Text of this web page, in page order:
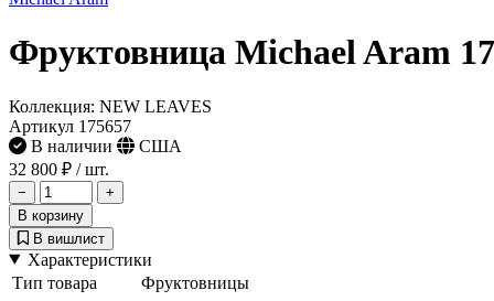
Фруктовница Michael Aram
Коллекция: NEW LEAVES
Артикул 175657
В наличии
США
32 800 ₽ / шт.
−
+
В корзину
В вишлист
Характеристики
Тип товара
Фруктовницы